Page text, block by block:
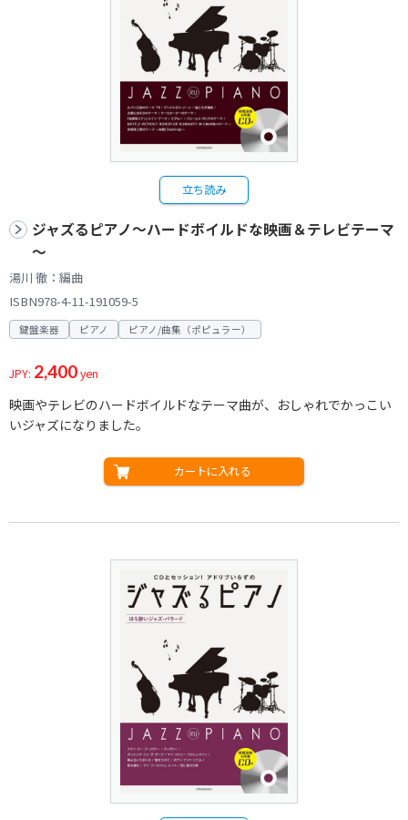
立ち読み
ジャズるピアノ～ハードボイルドな映画＆テレビテーマ
～
湯川 徹：編曲
ISBN978-4-11-191059-5
鍵盤楽器 ピアノ ピアノ/曲集（ポピュラー）
JPY: 2,400yen
映画やテレビのハードボイルドなテーマ曲が、おしゃれでかっこい
いジャズになりました。
カートに入れる